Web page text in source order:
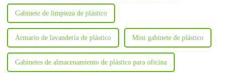
Gabinete de limpieza de plástico
Armario de lavandería de plástico Mini gabinete de plástico
Gabinetes de almacenamiento de plástico para oficina